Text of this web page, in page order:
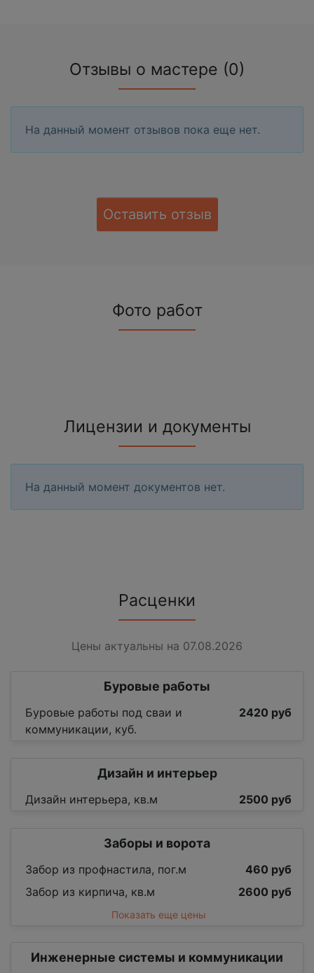
Отзывы о мастере (0)
На данный момент отзывов пока еще нет.
Оставить отзыв
Фото работ
Лицензии и документы
На данный момент документов нет.
Расценки
Цены актуальны на 07.08.2026
Буровые работы
Буровые работы под сваи и
коммуникации, куб.
2420 руб
Дизайн и интерьер
Дизайн интерьера, кв.м 2500 руб
Заборы и ворота
Забор из профнастила, пог.м
460 руб
Забор из кирпича, кв.м
2600 руб
Показать еще цены
Инженерные системы и коммуникации